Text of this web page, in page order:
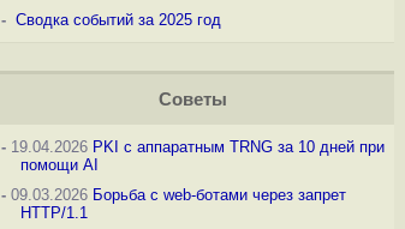
- Сводка событий за 2025 год
Советы
-19.04.2026 PKI с аппаратным TRNG за 10 дней при
помощи AI
-09.03.2026 Борьба с web-ботами через запрет
HTTP/1.1